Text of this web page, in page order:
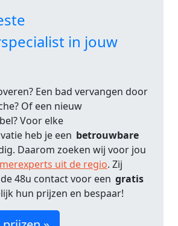
in jouw
Een bad vervangen door
Of een nieuw
Voor elke
heb je een betrouwbare
Daarom zoeken wij voor jou
uit de regio. Zij
48u contact voor een gratis
hun prijzen en bespaar!